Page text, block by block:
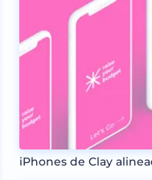
iPhones de Clay